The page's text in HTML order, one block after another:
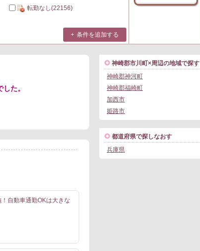
転勤なし(22156)
条件を追加する
た。
自動車通勤OKは大きな
神崎郡市川町×周辺の地域で探す
神崎郡神河町
神崎郡福崎町
加西市
姫路市
都道府県で探しなおす
兵庫県